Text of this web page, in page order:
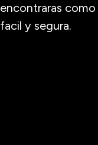
encontraras
facil y segura.